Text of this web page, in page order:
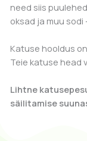
need siis
oksad ja muu
Katuse hooldus
Teie katuse head
Lihtne
säilitamise